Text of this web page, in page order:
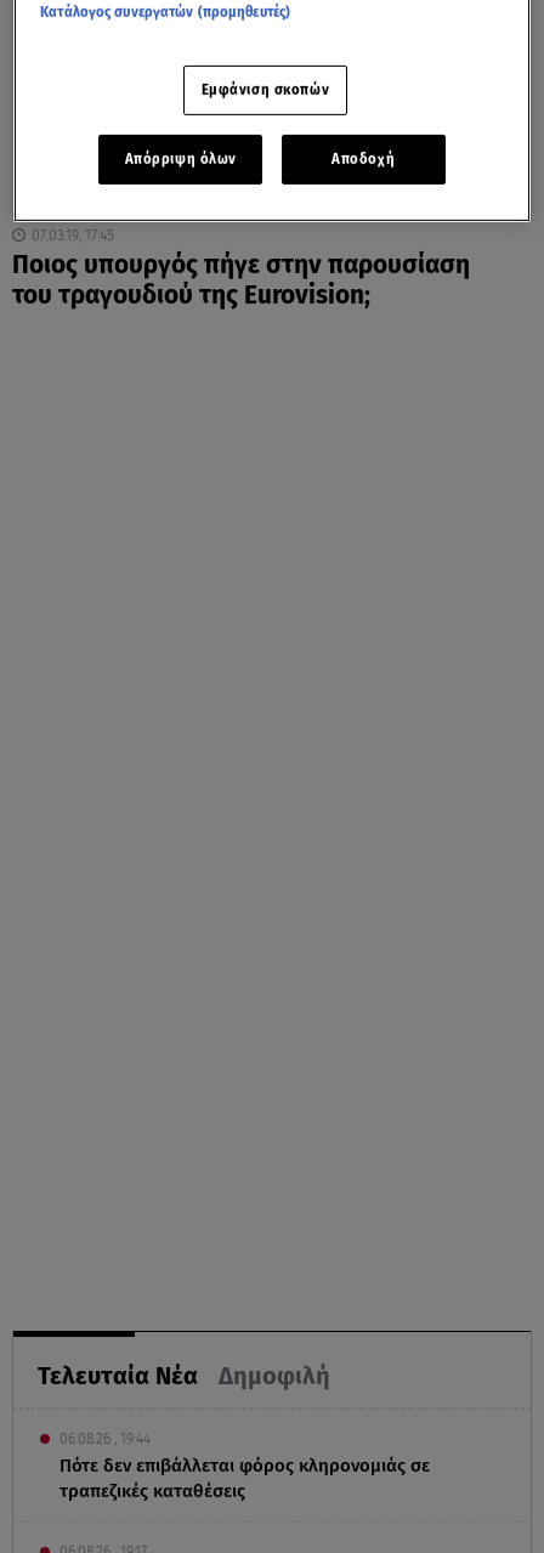
07.03.19, 17:45
Ποιος υπουργός πήγε στην παρουσίαση
του τραγουδιού της Eurovision;
Τελευταία Νέα Δημοφιλή
06.08.26 , 19:44
Πότε δεν επιβάλλεται φόρος κληρονομιάς σε
τραπεζικές καταθέσεις
Κατάλογος συνεργατών (προμηθευτές)
Εμφάνιση σκοπών
Απόρριψη όλων Αποδοχή